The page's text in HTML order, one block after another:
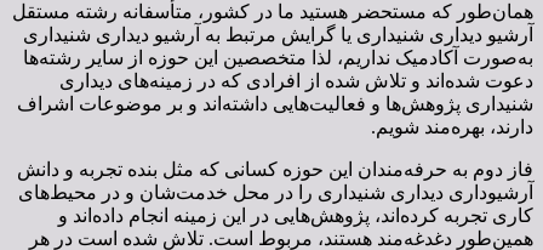
همان‌طور که مستحضر هستید ما در کشور، متأسفانه رشته مستقل
آرشیو دیداری شنیداری یا گرایش مرتبط به آرشیو دیداری شنیداری
به‌صورت آکادمیک نداریم، لذا متخصصین این حوزه از سایر رشته‌ها
دعوت شده‌اند و تلاش شده از افرادی که در زمینه‌های دیداری
شنیداری پژوهش‌ها و فعالیت‌هایی داشته‌اند و بر موضوعات اشراف
دارند، بهره‌مند شویم.
فاز دوم به حرفه‌مندان این حوزه کسانی که مثل بنده تجربه و دانش
آرشیوداری دیداری شنیداری را در محل خدمت‌شان و در محیط‌های
کاری تجربه کرده‌اند، پژوهش‌هایی در این زمینه انجام داده‌اند و
همین‌طور دغدغه‌مند هستند، مربوط است. تلاش شده است در هر